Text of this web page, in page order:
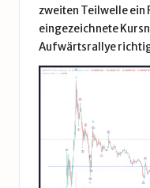
zweiten Teilwelle ein
eingezeichnete
Aufwärtsrallye